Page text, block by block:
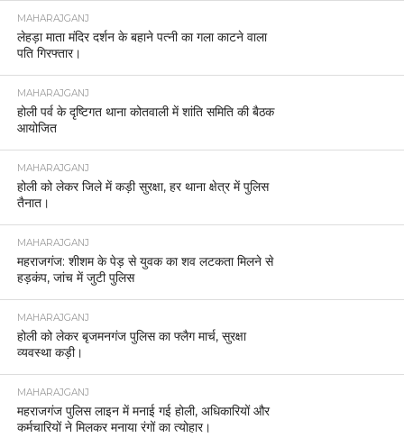
MAHARAJGANJ
लेहड़ा माता मंदिर दर्शन के बहाने पत्नी का गला काटने वाला
पति गिरफ्तार।
MAHARAJGANJ
होली पर्व के दृष्टिगत थाना कोतवाली में शांति समिति की बैठक
आयोजित
MAHARAJGANJ
होली को लेकर जिले में कड़ी सुरक्षा, हर थाना क्षेत्र में पुलिस
तैनात।
MAHARAJGANJ
महराजगंज: शीशम के पेड़ से युवक का शव लटकता मिलने से
हड़कंप, जांच में जुटी पुलिस
MAHARAJGANJ
होली को लेकर बृजमनगंज पुलिस का फ्लैग मार्च, सुरक्षा
व्यवस्था कड़ी।
MAHARAJGANJ
महराजगंज पुलिस लाइन में मनाई गई होली, अधिकारियों और
कर्मचारियों ने मिलकर मनाया रंगों का त्योहार।